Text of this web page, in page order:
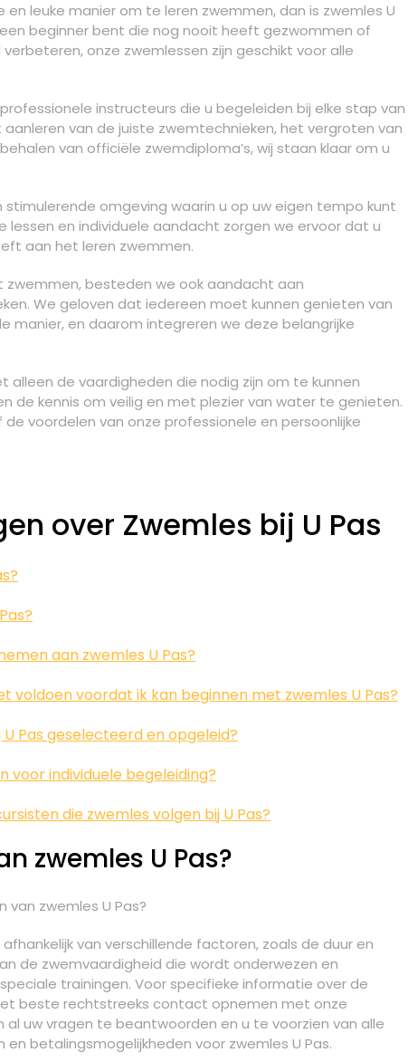
leuke manier om te leren zwemmen, dan is zwemles U
beginner bent die nog nooit heeft gezwommen of
onze zwemlessen zijn geschikt voor alle
instructeurs die u begeleiden bij elke stap van
van de juiste zwemtechnieken, het vergroten van
van officiële zwemdiploma’s, wij staan klaar om u
omgeving waarin u op uw eigen tempo kunt
lessen en individuele aandacht zorgen we ervoor dat u
aan het leren zwemmen.
besteden we ook aandacht aan
We geloven dat iedereen moet kunnen genieten van
en daarom integreren we deze belangrijke
alleen de vaardigheden die nodig zijn om te kunnen
de kennis om veilig en met plezier van water te genieten.
voordelen van onze professionele en persoonlijke
over Zwemles bij U Pas
aan zwemles U Pas?
voldoen voordat ik kan beginnen met zwemles U Pas?
Pas geselecteerd en opgeleid?
voor individuele begeleiding?
die zwemles volgen bij U Pas?
zwemles U Pas?
zwemles U Pas?
van verschillende factoren, zoals de duur en
de zwemvaardigheid die wordt onderwezen en
trainingen. Voor specifieke informatie over de
beste rechtstreeks contact opnemen met onze
uw vragen te beantwoorden en u te voorzien van alle
betalingsmogelijkheden voor zwemles U Pas.